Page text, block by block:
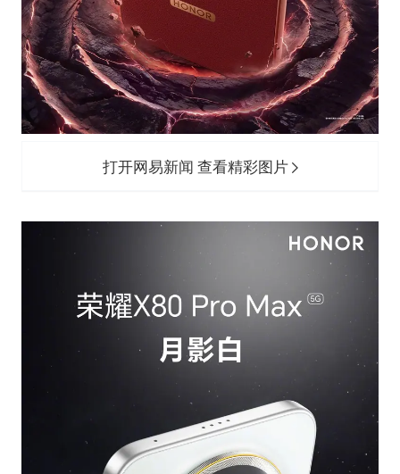
打开网易新闻 查看精彩图片